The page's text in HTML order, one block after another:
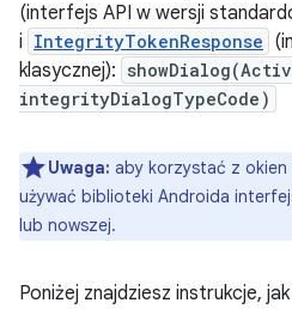
(interfejs API w wersji
i IntegrityTokenResponse
klasycznej):
integrityDialogTypeCode)
Uwaga: aby korzystać z
używać biblioteki Androida
lub nowszej.
Poniżej znajdziesz instrukcje,